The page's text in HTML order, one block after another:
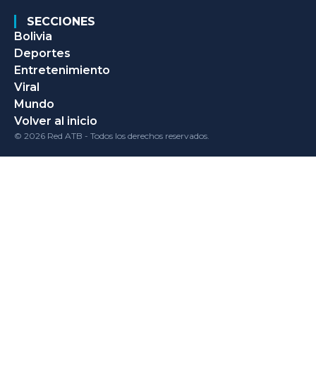
SECCIONES
Bolivia
Deportes
Entretenimiento
Viral
Mundo
Volver al inicio
© 2026 Red ATB - Todos los derechos reservados.